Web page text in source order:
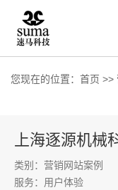
您现在的位置： 首页 >>
上海逐源机械
类别：营销网站案例
服务： 用户体验